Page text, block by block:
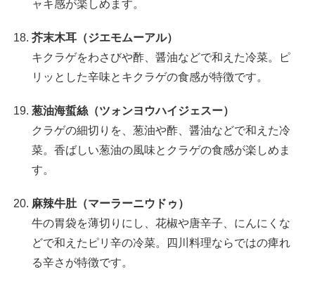
ャキ感が楽しめます。
芥末木耳（ジエモムーアル）
キクラゲをわさびや酢、醤油などで和えた冷菜。ピ
リッとした辛味とキクラゲの食感が特徴です。
葱油海蜇絲（ツォンヨウハイジェスー）
クラゲの細切りを、葱油や酢、醤油などで和えた冷
菜。香ばしい葱油の風味とクラゲの食感が楽しめま
す。
麻辣牛肚（マーラーニウドゥ）
牛の胃袋を薄切りにし、花椒や唐辛子、にんにくな
どで和えたピリ辛の冷菜。四川料理ならではの痺れ
る辛さが特徴です。